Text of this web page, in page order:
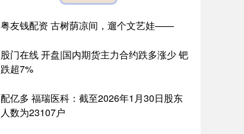
粤友钱配资 古树荫凉间，遛个文艺娃——
股门在线 开盘|国内期货主力合约跌多涨少 钯
跌超7%
配亿多 福瑞医科：截至2026年1月30日股东
人数为23107户